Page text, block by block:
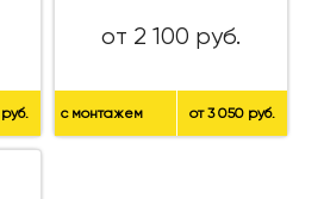
от 2 100 руб.
с монтажем от 3 050 руб.